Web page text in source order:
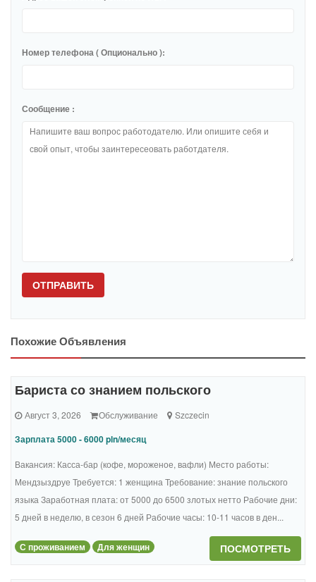
Номер телефона ( Опционально ):
Сообщение :
ОТПРАВИТЬ
Похожие Объявления
Бариста со знанием польского
Август 3, 2026 Обслуживание Szczecin
Зарплата 5000 - 6000 pln/месяц
Вакансия: Касса-бар (кофе, мороженое, вафли) Место работы:
Мендзыздруе Требуется: 1 женщина Требование: знание польского
языка Заработная плата: от 5000 до 6500 злотых нетто Рабочие дни:
5 дней в неделю, в сезон 6 дней Рабочие часы: 10-11 часов в ден...
С проживанием Для женщин ПОСМОТРЕТЬ